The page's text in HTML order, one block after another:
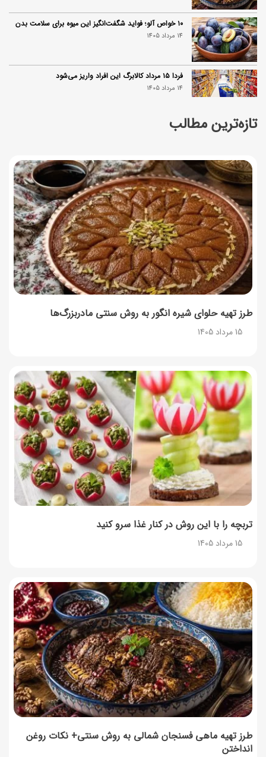
تازه‌ترین مطالب
طرز تهیه حلوای شیره انگور به روش سنتی مادربزرگ‌ها
15 مرداد 1405
تربچه را با این روش در کنار غذا سرو کنید
15 مرداد 1405
طرز تهیه ماهی فسنجان شمالی به روش سنتی+ نکات روغن
انداختن
۱۰ خواص آلو؛ فواید شگفت‌انگیز این میوه برای سلامت بدن
14 مرداد 1405
فردا ۱۵ مرداد کالابرگ این افراد واریز می‌شود
14 مرداد 1405
زمان شارژ کالابرگ تغییر کرد؛ جزئیات برنامه جدید واریز اعتبار
توصیه‌های مهم برای دفع انواع حشرات در خانه
14 مرداد 1405
طرز تهیه آلبالو شور خانگی؛ خوش‌رنگ و بدون کپک
14 مرداد 1405
طرز تهیه پنکیک با شیره انگور؛ صبحانه‌ای سالم و انرژی‌بخش
14 مرداد 1405
طرز تهیه پش ملبا (پیچ ملبا)؛ دسر کلاسیک هلو و بستنی
13 مرداد 1405
طرز تهیه حلوای بحرینی؛ دسر سنتی خاورمیانه‌ای
13 مرداد 1405